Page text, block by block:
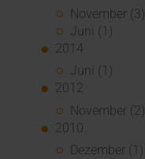
November (3)
Juni (1)
2014
Juni (1)
2012
November (2)
2010
Dezember (1)